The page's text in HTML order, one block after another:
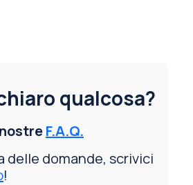
qualcosa?
F.A.Q.
delle domande, scrivici
!